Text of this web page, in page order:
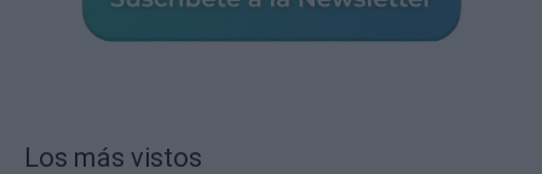
Los más vistos